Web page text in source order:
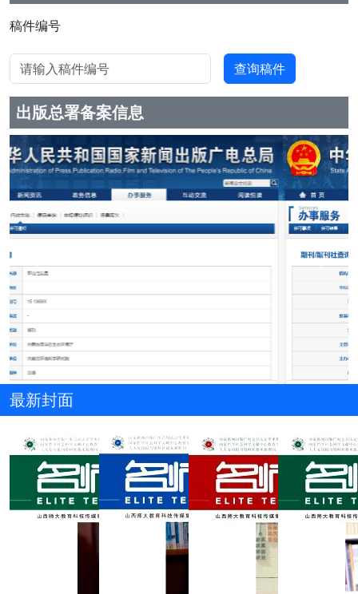
Email
请输入稿件编号 查询稿件
出版总署备案信息
Previous Next
最新封面